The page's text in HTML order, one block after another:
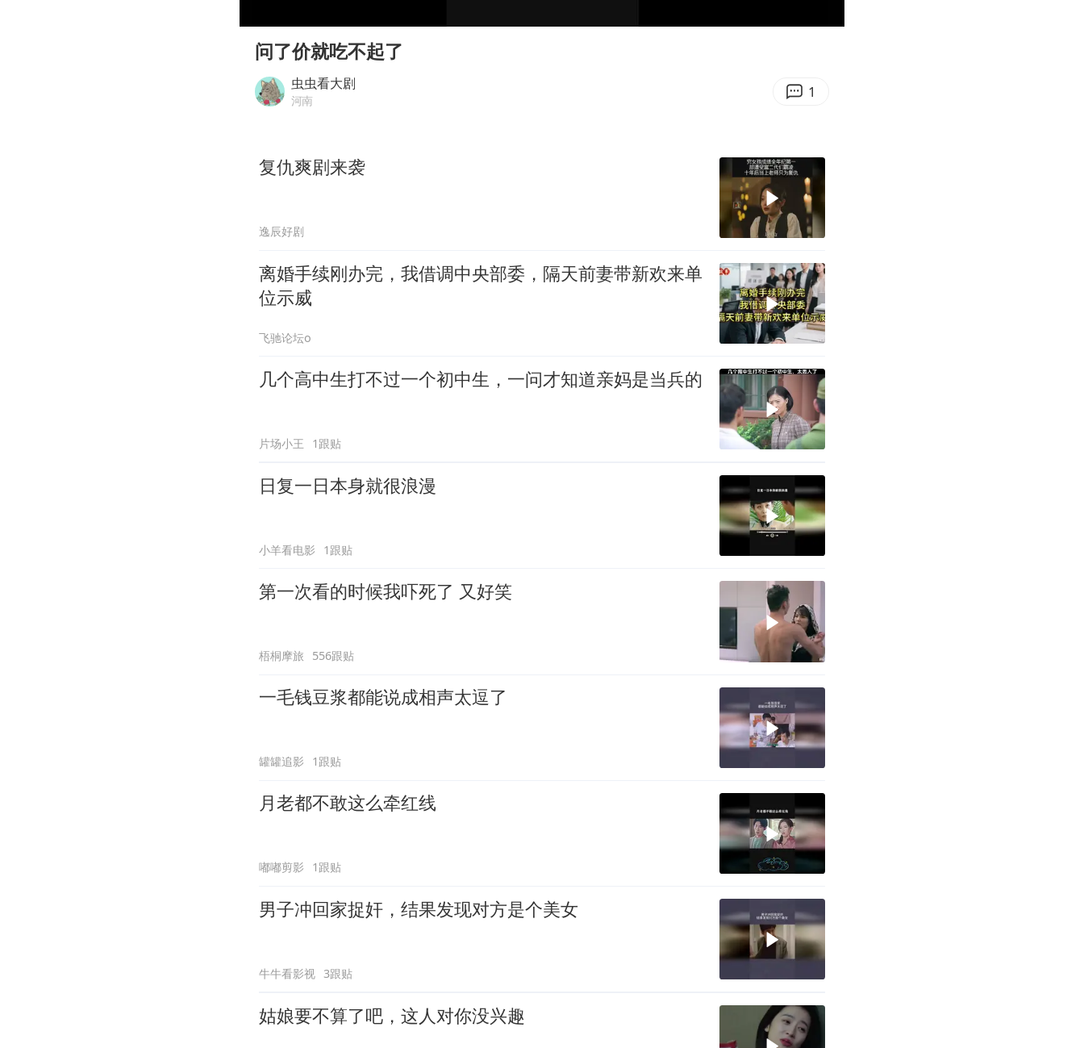
女子网购名牌包发现是自己丢的那只
多个明星演唱会取消
问了价就吃不起了
虫虫看大剧
河南 1
复仇爽剧来袭
逸辰好剧
离婚手续刚办完，我借调中央部委，隔天前妻带新欢来单
位示威
飞驰论坛o
几个高中生打不过一个初中生，一问才知道亲妈是当兵的
片场小王 1跟贴
日复一日本身就很浪漫
小羊看电影 1跟贴
第一次看的时候我吓死了 又好笑
梧桐摩旅 556跟贴
一毛钱豆浆都能说成相声太逗了
罐罐追影 1跟贴
月老都不敢这么牵红线
嘟嘟剪影 1跟贴
男子冲回家捉奸，结果发现对方是个美女
牛牛看影视 3跟贴
姑娘要不算了吧，这人对你没兴趣